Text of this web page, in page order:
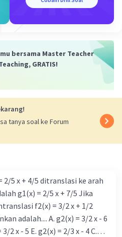
menghitung nilai cotan
cotan α = x/y. Dalam hal ini,
berikut:
3/4 atau 6/8. Oleh
yang benar adalah B. 6/8.
bersama Master Teacher
GRATIS!
tanya soal ke Forum
2/5 x + 4/5 ditranslasi ke arah
g1(x) = 2/5 x + 7/5 Jika
f2(x) = 3/2 x + 1/2
adalah.... A. g2(x) = 3/2 x - 6